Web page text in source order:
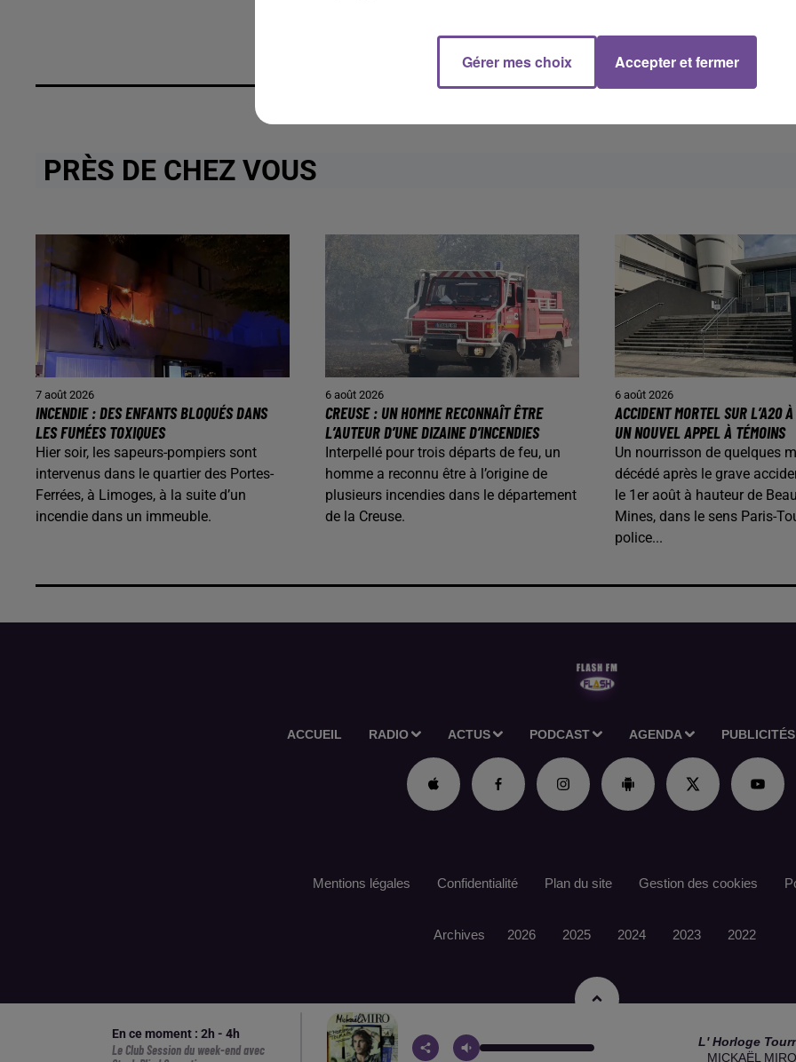
PRÈS DE CHEZ VOUS
7 août 2026
INCENDIE : DES ENFANTS BLOQUÉS DANS
LES FUMÉES TOXIQUES
Hier soir, les sapeurs-pompiers sont
intervenus dans le quartier des Portes-
Ferrées, à Limoges, à la suite d’un
incendie dans un immeuble.
6 août 2026
CREUSE : UN HOMME RECONNAÎT ÊTRE
L’AUTEUR D’UNE DIZAINE D’INCENDIES
Interpellé pour trois départs de feu, un
homme a reconnu être à l’origine de
plusieurs incendies dans le département
de la Creuse.
6 août 2026
ACCIDENT MORTEL SUR L’A20
UN NOUVEL APPEL À TÉMOINS
Un nourrisson de quelques
décédé après le grave
le 1er août à hauteur de
Mines, dans le sens Paris-
police...
ACCUEIL RADIO ACTUS PODCAST AGENDA PUBLICITÉS
En ce moment : 2h - 4h
Le Club Session du week-end avec
L' Horloge
MICKAËL MIRO
Mentions légales Confidentialité Plan du site Gestion des cookies
Archives 2026 2025 2024 2023 2022
Gérer mes choix Accepter et fermer